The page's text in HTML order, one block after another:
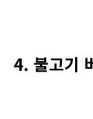
4. 불고기